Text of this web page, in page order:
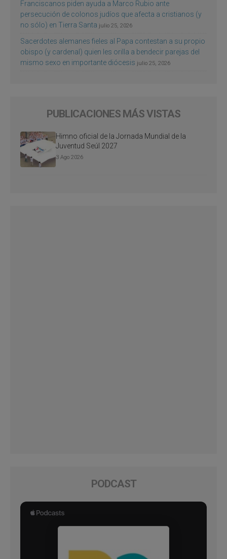
Franciscanos piden ayuda a Marco Rubio ante
persecución de colonos judíos que afecta a cristianos (y
no sólo) en Tierra Santa julio 25, 2026
Sacerdotes alemanes fieles al Papa contestan a su propio
obispo (y cardenal) quien les orilla a bendecir parejas del
mismo sexo en importante diócesis julio 25, 2026
PUBLICACIONES MÁS VISTAS
Himno oficial de la Jornada Mundial de la
Juventud Seúl 2027
3 Ago 2026
PODCAST